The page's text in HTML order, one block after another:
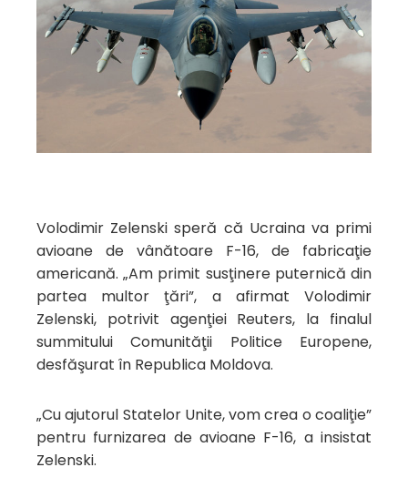
Volodimir Zelenski speră că Ucraina va primi
avioane de vânătoare F-16, de fabricaţie
americană. „Am primit susţinere puternică din
partea multor ţări”, a afirmat Volodimir
Zelenski, potrivit agenţiei Reuters, la finalul
summitului Comunităţii Politice Europene,
desfăşurat în Republica Moldova.
„Cu ajutorul Statelor Unite, vom crea o coaliţie”
pentru furnizarea de avioane F-16, a insistat
Zelenski.